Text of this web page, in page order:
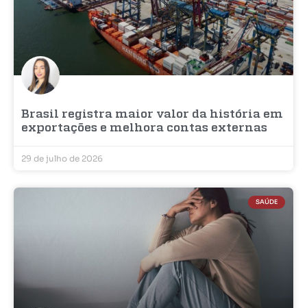
Brasil registra maior valor da história em
exportações e melhora contas externas
29 de julho de 2026
SAÚDE